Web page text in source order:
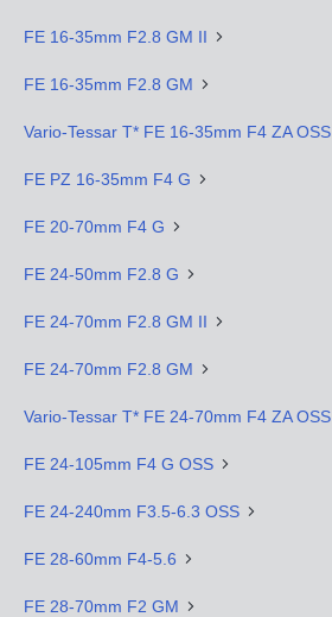
FE 16-35mm F2.8 GM II
FE 16-35mm F2.8 GM
Vario-Tessar T* FE 16-35mm F4 ZA OSS
FE PZ 16-35mm F4 G
FE 20-70mm F4 G
FE 24-50mm F2.8 G
FE 24-70mm F2.8 GM II
FE 24-70mm F2.8 GM
Vario-Tessar T* FE 24-70mm F4 ZA OSS
FE 24-105mm F4 G OSS
FE 24-240mm F3.5-6.3 OSS
FE 28-60mm F4-5.6
FE 28-70mm F2 GM